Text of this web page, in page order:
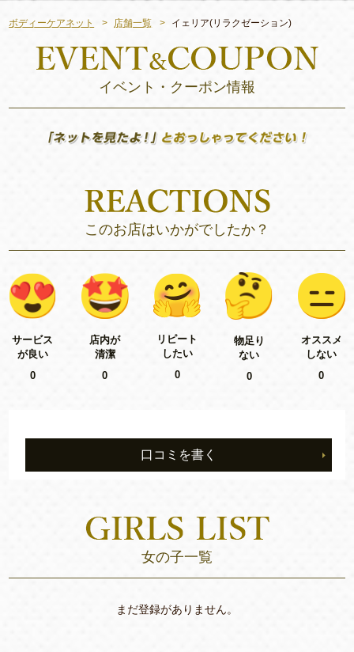
ボディーケアネット 店舗一覧 イェリア(リラクゼーション)
イベント・クーポン情報
このお店はいかがでしたか？
サービス
が良い
0
店内が
清潔
0
リピート
したい
0
物足り
ない
0
オススメ
しない
0
口コミを書く
女の子一覧
まだ登録がありません。